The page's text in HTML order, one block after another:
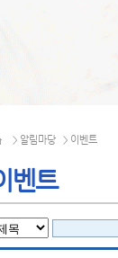
> 알림마당 > 이벤트
벤트